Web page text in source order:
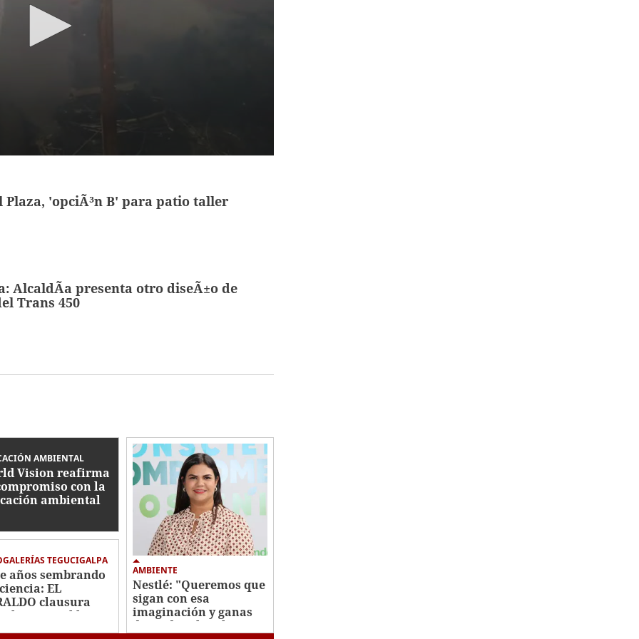
Plaza, 'opciÃ³n B' para patio taller
AlcaldÃ­a presenta otro diseÃ±o de
Trans 450
AMBIENTAL
Vision reafirma
con la
ambiental
TEGUCIGALPA
años sembrando
EL
clausura
Amigables
Ambiente 2026
AMBIENTE
Nestlé: "Queremos que
sigan con esa
imaginación y ganas
de cuidar el ambiente"